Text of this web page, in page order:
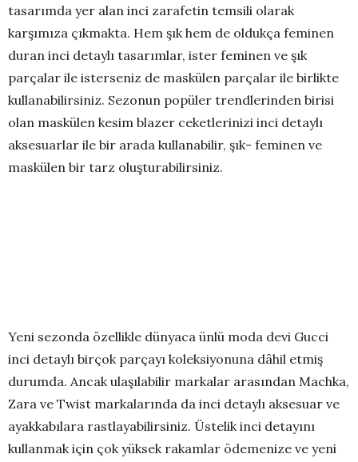
tasarımda yer alan inci zarafetin temsili olarak
karşımıza çıkmakta. Hem şık hem de oldukça feminen
duran inci detaylı tasarımlar, ister feminen ve şık
parçalar ile isterseniz de maskülen parçalar ile birlikte
kullanabilirsiniz. Sezonun popüler trendlerinden birisi
olan maskülen kesim blazer ceketlerinizi inci detaylı
aksesuarlar ile bir arada kullanabilir, şık- feminen ve
maskülen bir tarz oluşturabilirsiniz.
Yeni sezonda özellikle dünyaca ünlü moda devi Gucci
inci detaylı birçok parçayı koleksiyonuna dâhil etmiş
durumda. Ancak ulaşılabilir markalar arasından Machka,
Zara ve Twist markalarında da inci detaylı aksesuar ve
ayakkabılara rastlayabilirsiniz. Üstelik inci detayını
kullanmak için çok yüksek rakamlar ödemenize ve yeni